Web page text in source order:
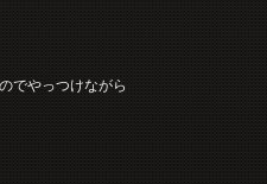
でやっつけながら